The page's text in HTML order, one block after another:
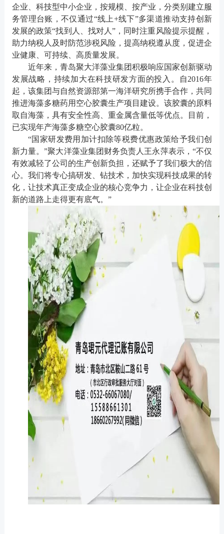
企业、科技型中小企业，按规模、按产业，分类别建立服
务管理台账，不仅通过“线上+线下”多渠道推动支持创新
发展的政策“找到人、找对人”，同时注重风险提示提醒，
助力纳税人及时防范涉税风险，提高纳税遵从度，促进企
业健康、可持续、高质量发展。
近年来，青岛聚大洋藻业集团积极响应国家创新驱动
发展战略，持续加大在科技研发方面的投入。自2016年
起，该集团与自然资源部第一海洋研究所携手合作，共同
推进海藻多糖药用空心胶囊生产项目建设。该胶囊的原料
取自海藻，具有安全性高、重金属含量低等优点。目前，
已实现年产海藻多糖空心胶囊80亿粒。
“国家研发费用加计扣除等税费优惠政策给予我们创
新力量。”聚大洋藻业集团财务负责人王永萍表示，“不仅
有效减轻了公司的生产创新负担，还赋予了我们极大的信
心。我们将专心搞研发、钻技术，加快实现科技成果的转
化，让技术真正变成企业的核心竞争力，让企业在科技创
新的道路上走得更有底气。”